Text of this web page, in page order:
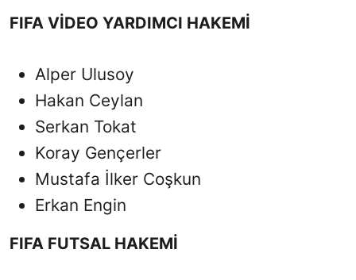
FIFA VİDEO YARDIMCI HAKEMİ
Alper Ulusoy
Hakan Ceylan
Serkan Tokat
Koray Gençerler
Mustafa İlker Coşkun
Erkan Engin
FIFA FUTSAL HAKEMİ